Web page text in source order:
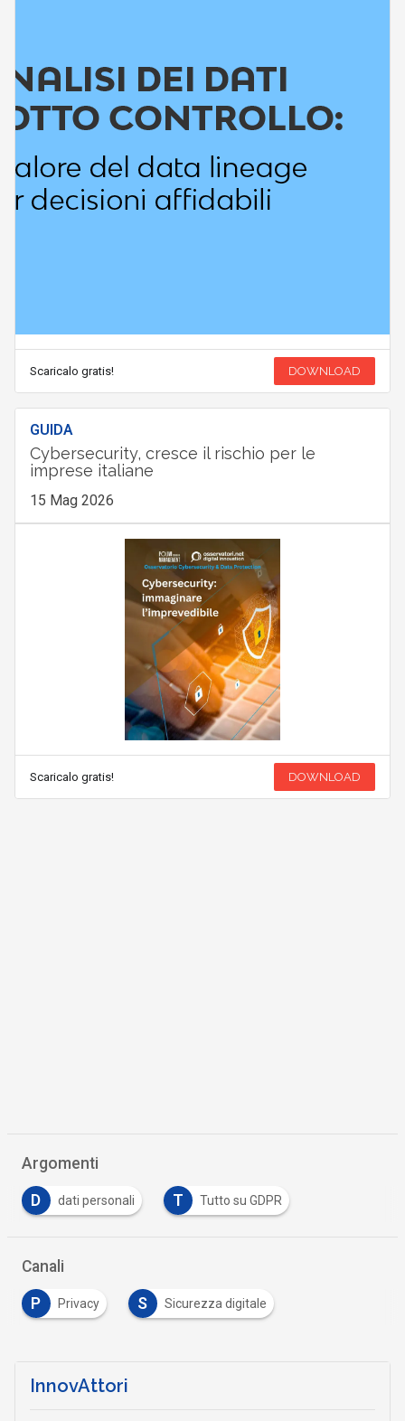
Scaricalo gratis! DOWNLOAD
GUIDA
Cybersecurity, cresce il rischio per le
imprese italiane
15 Mag 2026
Scaricalo gratis! DOWNLOAD
Argomenti
D dati personali T Tutto su GDPR
Canali
P Privacy S Sicurezza digitale
InnovAttori